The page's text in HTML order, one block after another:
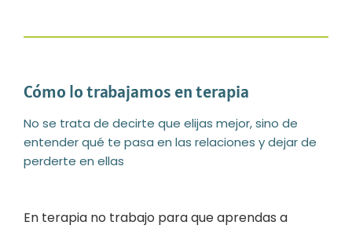
Cómo lo trabajamos en terapia
No se trata de decirte que elijas mejor, sino de
entender qué te pasa en las relaciones y dejar de
perderte en ellas
En terapia no trabajo para que aprendas a